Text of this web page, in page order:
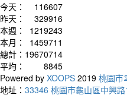
今天：
116607
昨天：
329916
本週：
1219243
本月：
1459711
總計： 19670714
平均：
8845
Powered by XOOPS 2019 桃園市
地址： 33346 桃園市龜山區中興